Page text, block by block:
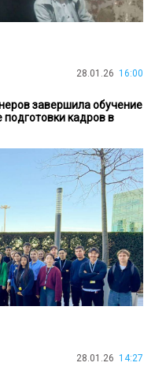
28.01.26 16:00
завершила обучение
кадров в
28.01.26 14:27